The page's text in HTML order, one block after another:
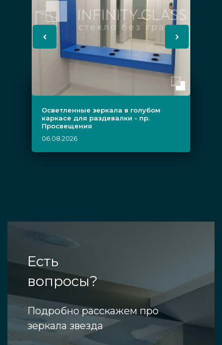
Осветленные зеркала в голубом
каркасе для раздевалки - пр.
Просвещения
06.08.2026
Есть
вопросы?
Подробно расскажем про
зеркала звезда